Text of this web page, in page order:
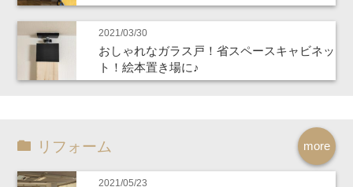
2021/03/30
おしゃれなガラス戸！省スペースキャビネッ
ト！絵本置き場に♪
more
リフォーム
2021/05/23